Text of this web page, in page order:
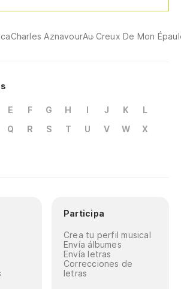
Charles AznavourAu Creux De Mon
E F G H I J K
L
Q R S T U V W
X
Participa
Crea tu perfil musical
Envía álbumes
Envía letras
Correcciones de
letras